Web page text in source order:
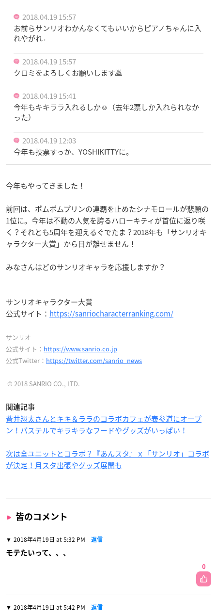
2018.04.19 15:57
お前らサンリオわかんなくてもいいからピアノちゃんに入
れやがれ←
2018.04.19 15:57
クロミをよろしくお願いします🙇
2018.04.19 15:41
今年もキキララ入れるしか☺️（去年2票しか入れられなか
った）
2018.04.19 12:03
今年も投票すっか、YOSHIKITTYに。
今年もやってきました！
前回は、ポムポムプリンの連覇を止めたシナモロールが悲願の
1位に。今年は不動の人気を誇るハローキティが首位に返り咲
く？それとも5周年を迎えるぐでたま？2018年も「サンリオキ
ャラクター大賞」から目が離せません！
みなさんはどのサンリオキャラを応援しますか？
サンリオキャラクター大賞
公式サイト： https://sanriocharacterranking.com/
サンリオ
公式サイト： https://www.sanrio.co.jp
公式Twitter： https://twitter.com/sanrio_news
© 2018 SANRIO CO., LTD.
関連記事
蒼井翔太さんとキキ＆ララのコラボカフェが表参道にオープ
ン！パステルでキラキラなフードやグッズがいっぱい！
次は全ユニットとコラボ？『あんスタ』ｘ「サンリオ」コラボ
が決定！月スタ出張やグッズ展開も
皆のコメント
2018年4月19日 at 5:32 PM 返信
モテたいって、、、
0
2018年4月19日 at 5:42 PM 返信